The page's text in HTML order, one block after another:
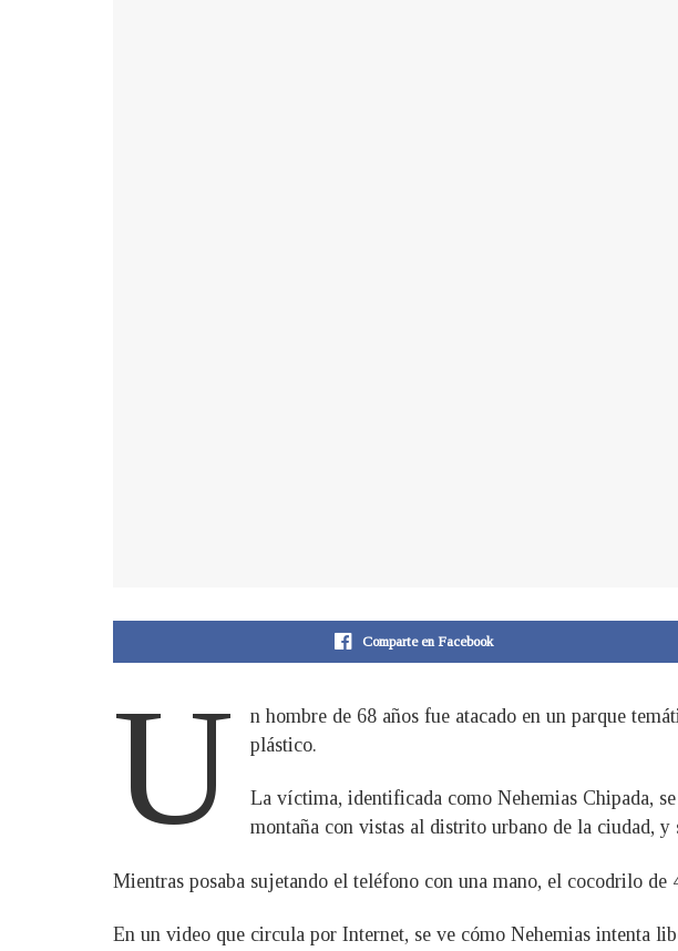
Comparte en Facebook
U
n hombre de 68 años fue atacado en un parque
plástico.
La víctima, identificada como Nehemias Chipada,
montaña con vistas al distrito urbano de la ciudad, y
Mientras posaba sujetando el teléfono con una mano, el cocodrilo
En un video que circula por Internet, se ve cómo Nehemias intenta